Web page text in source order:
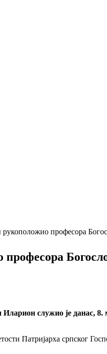
професора
служио је данас,
Патријарха српског